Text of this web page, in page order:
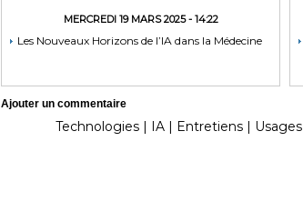
MERCREDI 19 MARS 2025 - 14:22
Les Nouveaux Horizons de l’IA dans la Médecine
Ajouter un commentaire
Technologies | IA | Entretiens | Usages